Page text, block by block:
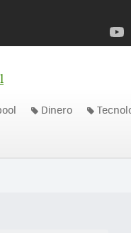
Dinero